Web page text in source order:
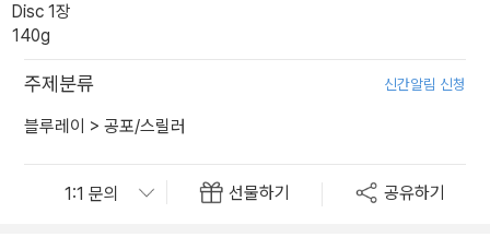
Disc 1장
140g
주제분류 신간알림 신청
블루레이 > 공포/스릴러
선물하기 공유하기